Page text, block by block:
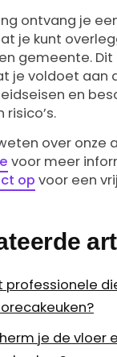
ontvang je
je kunt
gemeente.
je voldoet aan
en
over onze
voor meer
op voor een
professionele
je de vloer